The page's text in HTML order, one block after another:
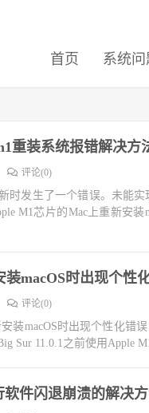
首页 系统问
重装系统报错解决方
评论(0)
时发生了一个错误。未能
M1芯片的Mac上重新安
macOS时出现个性
评论(0)
装macOS时出现个性化
Sur 11.0.1之前使用Apple
件闪退崩溃的解决